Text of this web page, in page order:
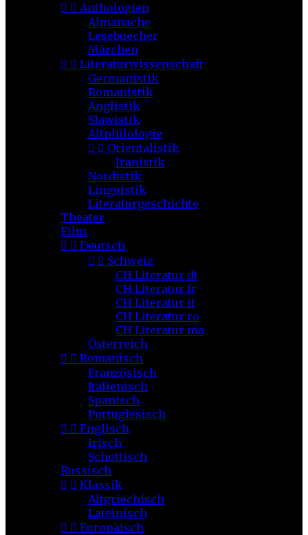
  Anthologien
Almanache
Lesebuecher
Märchen
  Literaturwissenschaft
Germanistik
Romanistik
Anglistik
Slawistik
Altphilologie
  Orientalistik
Iranistik
Nordistik
Linguistik
Literaturgeschichte
Theater
Film
  Deutsch
  Schweiz
CH Literatur dt
CH Literatur fr
CH Literatur it
CH Literatur ro
CH Literatur ma
Österreich
  Romanisch
Französisch
Italienisch
Spanisch
Portugiesisch
  Englisch
Irisch
Schottisch
Russisch
  Klassik
Altgriechisch
Lateinisch
  Europäisch